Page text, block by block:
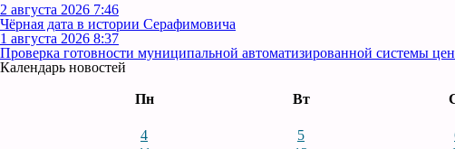
2 августа 2026 7:46
Чёрная дата в истории Серафимовича
1 августа 2026 8:37
Проверка готовности муниципальной автоматизированной системы
Календарь новостей
Пн
Вт
4
5